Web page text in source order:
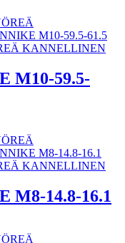
KANNELLINEN
M10-59.5-
KANNELLINEN
M8-14.8-16.1